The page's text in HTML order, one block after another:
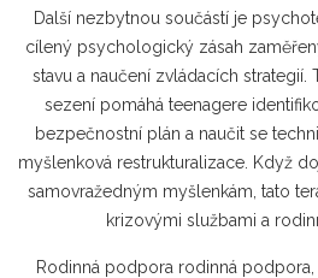
Další nezbytnou součástí je
cílený psychologický zásah
stavu a naučení zvládacích strategií.
sezení pomáhá teenagere
bezpečnostní plán a naučit se
myšlenková restrukturalizace. Když
samovražedným myšlenkám, tato
krizovými službami a
Rodinná podpora rodinná podpora